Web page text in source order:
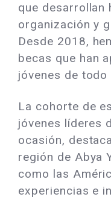
que desarrollan
organización y
Desde 2018,
becas que han
jóvenes de todo
La cohorte de
jóvenes líderes
ocasión,
región de Abya
como las
experiencias e